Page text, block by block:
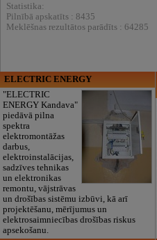
Statistika:
Pilnībā apskatīts : 8435
Meklēšnas rezultātos parādīts : 64285
ELECTRIC ENERGY
"ELECTRIC
ENERGY Kandava"
piedāvā pilna
spektra
elektromontāžas
darbus,
elektroinstalācijas,
sadzīves tehnikas
un elektronikas
remontu, vājstrāvas
un drošības sistēmu izbūvi, kā arī
projektēšanu, mērījumus un
elektrosaimniecības drošības riskus
apsekošanu.